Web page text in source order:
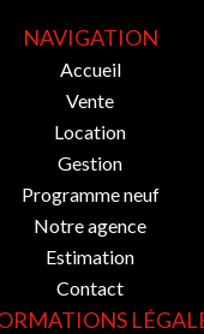
NAVIGATION
Accueil
Vente
Location
Gestion
Programme neuf
Notre agence
Estimation
Contact